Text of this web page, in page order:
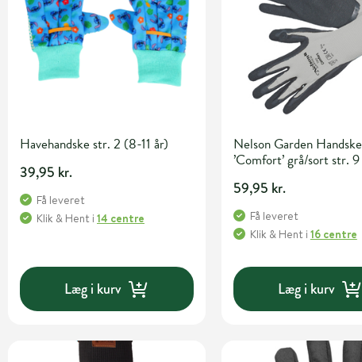
Havehandske str. 2 (8-11 år)
39,95 kr.
Få leveret
Klik & Hent i 14 centre
Læg i kurv
Nelson Garden Handske
’Comfort’ grå/sort str. 9
59,95 kr.
Få leveret
Klik & Hent i 16 centre
Læg i kurv